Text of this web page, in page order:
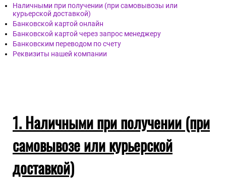
Наличными при получении (при самовывозы или
курьерской доставкой)
Банковской картой онлайн
Банковской картой через запрос менеджеру
Банковским переводом по счету
Реквизиты нашей компании
1. Наличными при получении (при
самовывозе или курьерской
доставкой)